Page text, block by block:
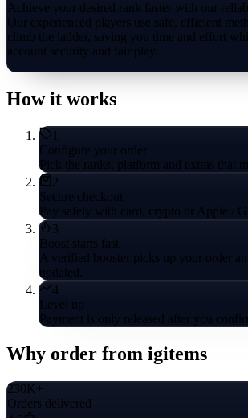
Achieve your desired rank faster with our
Our experienced players use safe, efficient
climb the ladder, saving you time and effort
account security and fair play.
How it works
1
Configure your order
Pick the ranks, platform and extras that
2
Secure checkout
Pay safely with card, crypto or Apple /
3
Boost starts fast
A verified booster picks up your order
updated.
4
Level up
Payment is only released after you
Why order from igitems
230K+
Orders delivered